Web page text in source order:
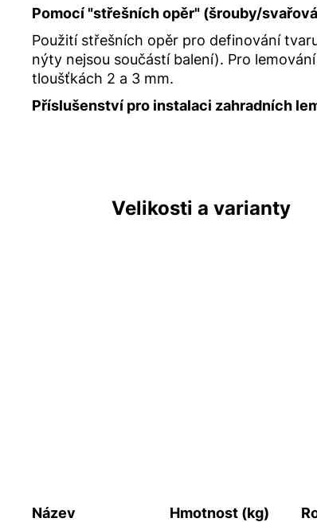
Pomocí "střešních opěr" (šrouby/
Použití střešních opěr pro definování
nýty nejsou součástí balení). Pro
tloušťkách 2 a 3 mm.
Příslušenství pro instalaci zahradních
Velikosti a varianty
Název Hmotnost (kg)